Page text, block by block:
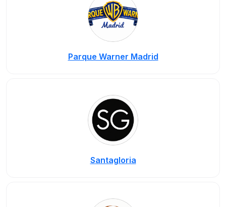
Parque Warner Madrid
Santagloria